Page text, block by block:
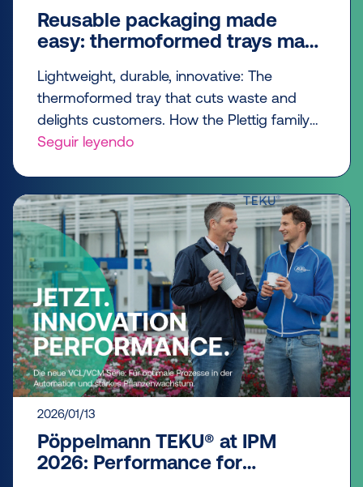
Reusable packaging made
easy: thermoformed trays make
Lightweight, durable, innovative: The
thermoformed tray that cuts waste and
delights customers. How the Plettig family
business is making the horticulture industry
Seguir leyendo
2026/01/13
Pöppelmann TEKU® at IPM
2026: Performance for